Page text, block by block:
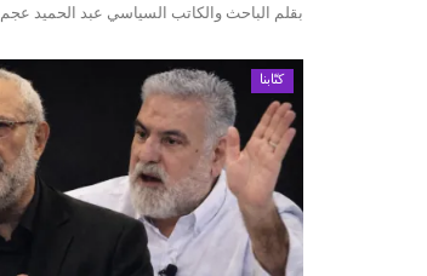
بقلم الباحث والكاتب السياسي عبد الحميد عجم
كتّابنا